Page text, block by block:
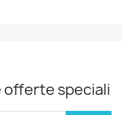
offerte speciali